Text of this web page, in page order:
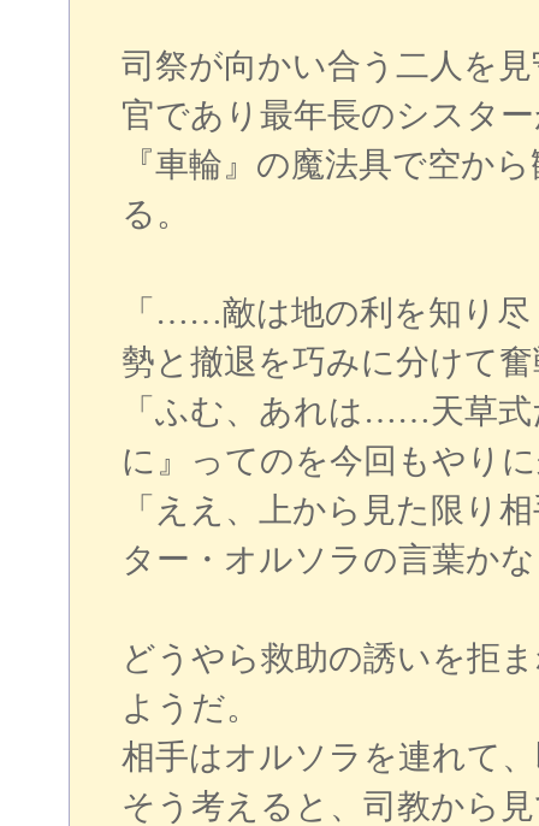
司祭が向かい合う二人を
官であり最年長のシスタ
『車輪』の魔法具で空か
る。
「……敵は地の利を知り
勢と撤退を巧みに分けて
「ふむ、あれは……天草
に』ってのを今回もやり
「ええ、上から見た限り
ター・オルソラの言葉か
どうやら救助の誘いを拒
ようだ。
相手はオルソラを連れて
そう考えると、司教から